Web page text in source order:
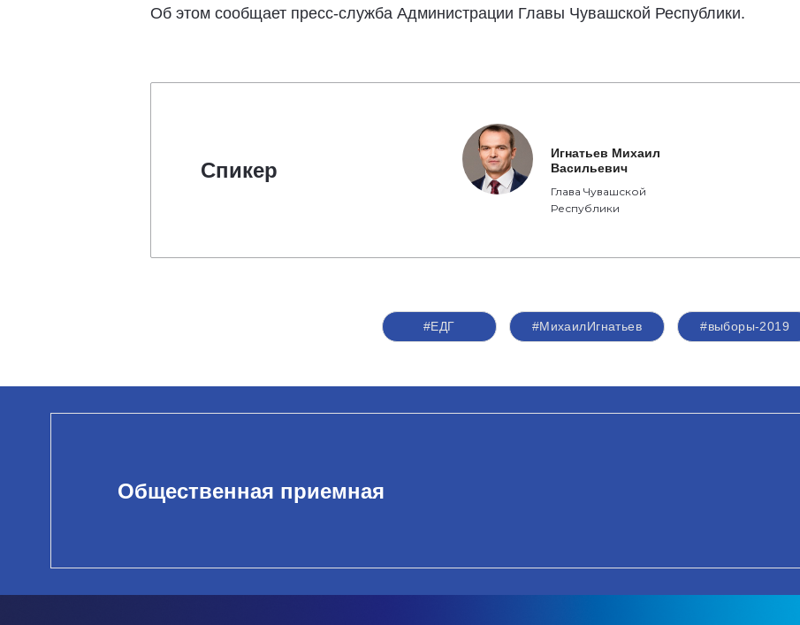
Об этом сообщает пресс-служба Администрации Главы Чувашской Республики.
Спикер
Игнатьев Михаил
Васильевич
Глава Чувашской
Республики
#ЕДГ #МихаилИгнатьев #выборы-2019
Общественная приемная